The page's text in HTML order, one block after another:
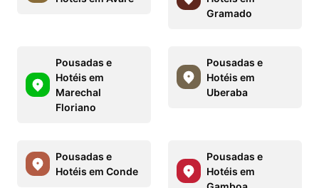
Gramado
Pousadas e
Hotéis em
Marechal
Floriano
Pousadas e
Hotéis em
Uberaba
Pousadas e
Hotéis em Conde
Pousadas e
Hotéis em